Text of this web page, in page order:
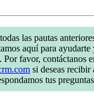
las pautas
aquí para
Por favor, contáctanos
si deseas recibir
tus